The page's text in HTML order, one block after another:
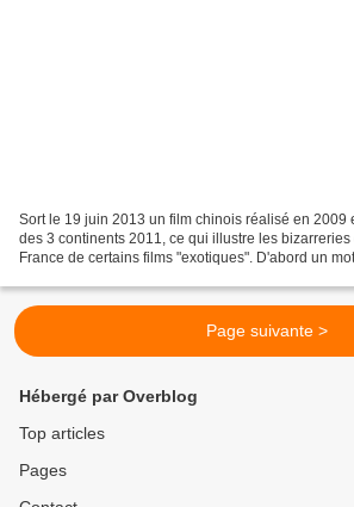
Sort le 19 juin 2013 un film chinois réalisé en 2009
des 3 continents 2011, ce qui illustre les
France de certains films "exotiques". D'abord un
Page suivante >
Hébergé par Overblog
Top articles
Pages